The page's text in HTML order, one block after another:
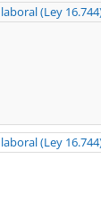
(Ley
(Ley